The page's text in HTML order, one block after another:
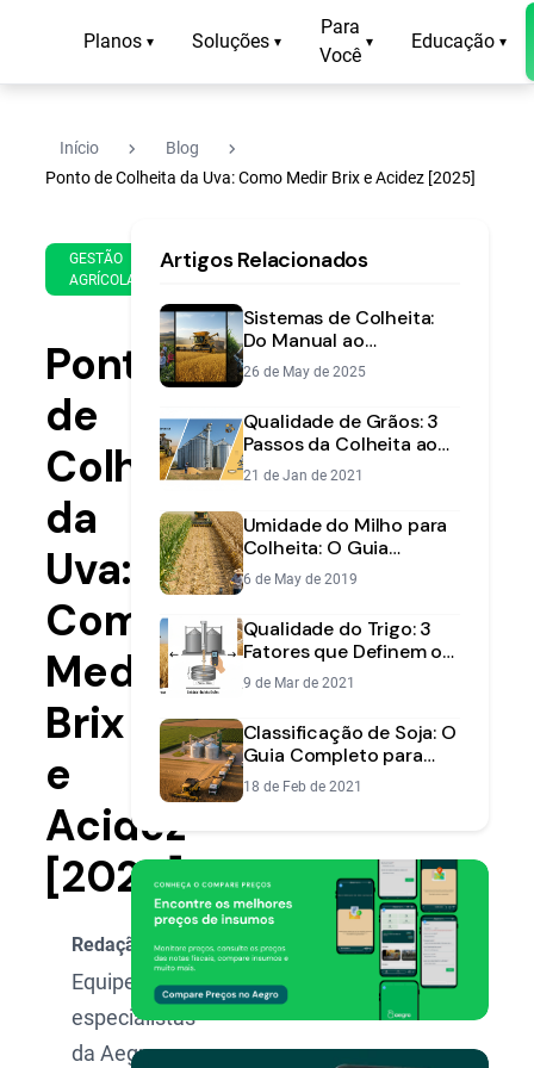
Planos ▾ Soluções ▾
Para
Você
▾ Educação ▾
Início navigate_next Blog navigate_next
Ponto de Colheita da Uva: Como Medir Brix e Acidez [2025]
GESTÃO
AGRÍCOLA
Mar
2025
min
leitura
Ponto
de
Colheita
da
Uva:
Como
Medir
Brix
e
Acidez
[2025]
Redação Aegro
Equipe de
especialistas
da Aegro,
Artigos Relacionados
Sistemas de Colheita:
Do Manual ao
Automatizado, Qual o
Melhor para Sua
26 de May de 2025
Qualidade de Grãos: 3
Passos da Colheita ao
Armazenamento
21 de Jan de 2021
Umidade do Milho para
Colheita: O Guia
Completo para Evitar
Perdas
6 de May de 2019
Qualidade do Trigo: 3
Fatores que Definem o
Preço da sua Safra
9 de Mar de 2021
Classificação de Soja: O
Guia Completo para
Aumentar sua
Rentabilidade
18 de Feb de 2021